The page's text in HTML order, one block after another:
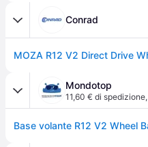
Conrad
Mondotop
11,60 € di spedizione,